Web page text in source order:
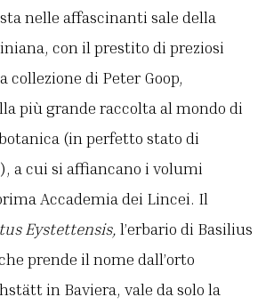
nelle affascinanti sale della
con il prestito di preziosi
collezione di Peter Goop,
più grande raccolta al mondo di
(in perfetto stato di
a cui si affiancano i volumi
Accademia dei Lincei. Il
Eystettensis,l’erbario di Basilius
prende il nome dall’orto
in Baviera, vale da solo la